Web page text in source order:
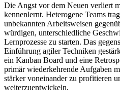
Die Angst vor dem Neuen verliert
kennenlernt. Heterogene Teams
unbekannten Arbeitsweisen
würdigen, unterschiedliche
Lernprozesse zu starten. Das
Einführung agiler Techniken
ein Kanban Board und eine
primär wiederkehrende Aufgaben
stärker voneinander zu profitieren
weiterzuentwickeln.